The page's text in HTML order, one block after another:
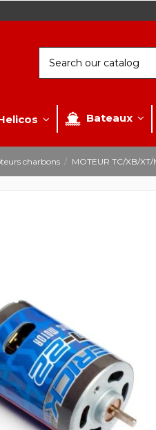
Bateaux
charbons MOTEUR TC/XB/XT/